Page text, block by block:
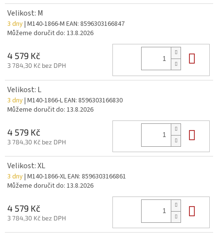
Velikost: M
3 dny| M140-1866-M EAN: 8596303166847
Můžeme doručit do: 13.8.2026
4 579 Kč
3 784,30 Kč bez DPH
Velikost: L
3 dny| M140-1866-LEAN: 8596303166830
Můžeme doručit do: 13.8.2026
4 579 Kč
3 784,30 Kč bez DPH
Velikost: XL
3 dny| M140-1866-XLEAN: 8596303166861
Můžeme doručit do: 13.8.2026
4 579 Kč
3 784,30 Kč bez DPH